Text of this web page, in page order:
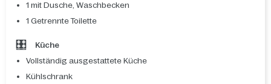
1 mit Dusche, Waschbecken
1 Getrennte Toilette
Küche
Vollständig ausgestattete Küche
Kühlschrank